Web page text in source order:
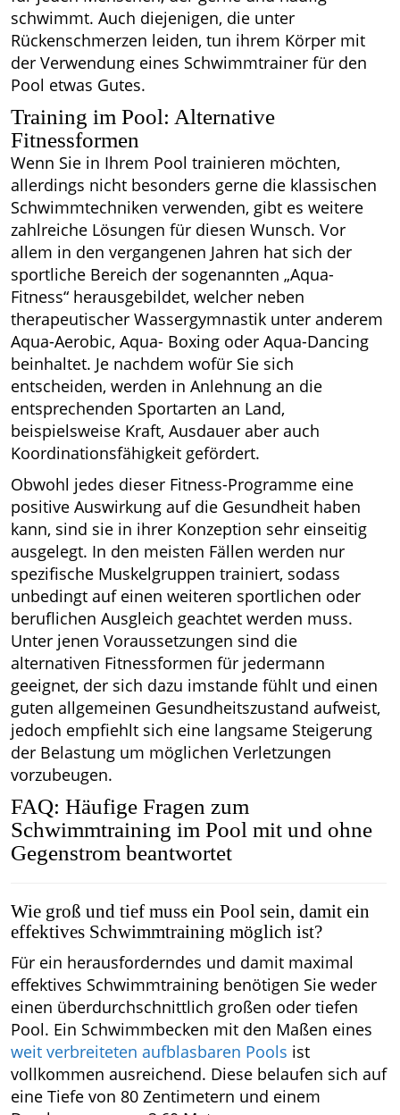
schwimmt. Auch diejenigen, die unter
Rückenschmerzen leiden, tun ihrem Körper mit
der Verwendung eines Schwimmtrainer für den
Pool etwas Gutes.
Training im Pool: Alternative
Fitnessformen
Wenn Sie in Ihrem Pool trainieren möchten,
allerdings nicht besonders gerne die klassischen
Schwimmtechniken verwenden, gibt es weitere
zahlreiche Lösungen für diesen Wunsch. Vor
allem in den vergangenen Jahren hat sich der
sportliche Bereich der sogenannten „Aqua-
Fitness“ herausgebildet, welcher neben
therapeutischer Wassergymnastik unter anderem
Aqua-Aerobic, Aqua- Boxing oder Aqua-Dancing
beinhaltet. Je nachdem wofür Sie sich
entscheiden, werden in Anlehnung an die
entsprechenden Sportarten an Land,
beispielsweise Kraft, Ausdauer aber auch
Koordinationsfähigkeit gefördert.
Obwohl jedes dieser Fitness-Programme eine
positive Auswirkung auf die Gesundheit haben
kann, sind sie in ihrer Konzeption sehr einseitig
ausgelegt. In den meisten Fällen werden nur
spezifische Muskelgruppen trainiert, sodass
unbedingt auf einen weiteren sportlichen oder
beruflichen Ausgleich geachtet werden muss.
Unter jenen Voraussetzungen sind die
alternativen Fitnessformen für jedermann
geeignet, der sich dazu imstande fühlt und einen
guten allgemeinen Gesundheitszustand aufweist,
jedoch empfiehlt sich eine langsame Steigerung
der Belastung um möglichen Verletzungen
vorzubeugen.
FAQ: Häufige Fragen zum
Schwimmtraining im Pool mit und ohne
Gegenstrom beantwortet
Wie groß und tief muss ein Pool sein, damit ein
effektives Schwimmtraining möglich ist?
Für ein herausforderndes und damit maximal
effektives Schwimmtraining benötigen Sie weder
einen überdurchschnittlich großen oder tiefen
Pool. Ein Schwimmbecken mit den Maßen eines
weit verbreiteten aufblasbaren Pools ist
vollkommen ausreichend. Diese belaufen sich auf
eine Tiefe von 80 Zentimetern und einem